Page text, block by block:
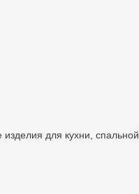
для кухни, спальной,